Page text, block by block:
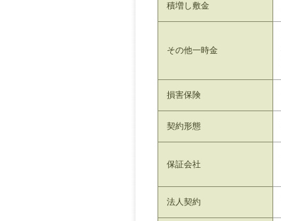
積増し敷金
その他一時金
損害保険
契約形態
保証会社
法人契約